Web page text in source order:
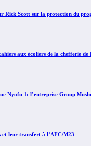
Rick Scott sur la protection du
aux écoliers de la chefferie
Nyofu 1: l’entreprise Group
et leur transfert à l’AFC/M23